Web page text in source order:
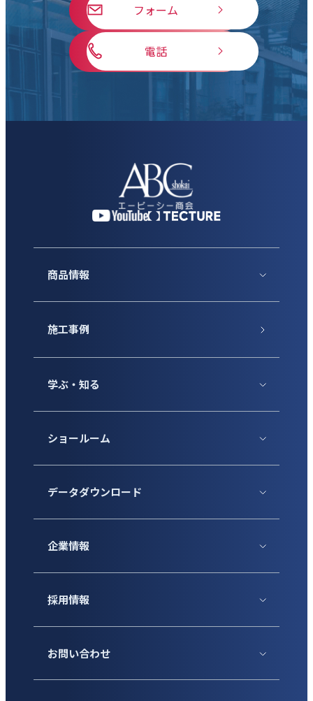
フォーム
電話
商品情報
施工事例
学ぶ・知る
ショールーム
データダウンロード
企業情報
採用情報
お問い合わせ